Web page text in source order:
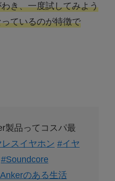
き、一度試してみよう
ているのが特徴で
製品ってコスパ最
スイヤホン #イヤ
#Soundcore
のある生活